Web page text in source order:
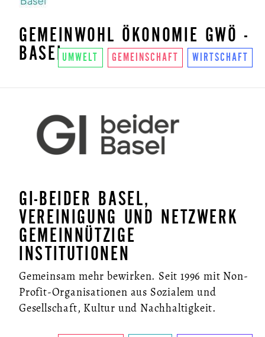
GEMEINWOHL ÖKONOMIE GWÖ -
BASELUMWELT GEMEINSCHAFT WIRTSCHAFT
GI-BEIDER BASEL,
VEREINIGUNG UND NETZWERK
GEMEINNÜTZIGE
INSTITUTIONEN
Gemeinsam mehr bewirken. Seit 1996 mit Non-
Profit-Organisationen aus Sozialem und
Gesellschaft, Kultur und Nachhaltigkeit.